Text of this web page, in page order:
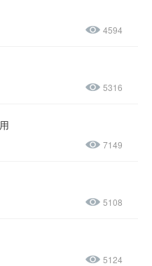
4594
5316
7149
5108
5124
务热线：